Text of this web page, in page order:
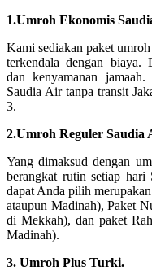
1.Umroh Ekonomis
Kami sediakan paket
terkendala dengan biaya.
dan kenyamanan
Saudia Air tanpa transit
3.
2.Umroh Reguler Saudia
Yang dimaksud dengan
berangkat rutin setiap
dapat Anda pilih
ataupun Madinah), Paket
di Mekkah), dan paket
Madinah).
3. Umroh Plus Turki.